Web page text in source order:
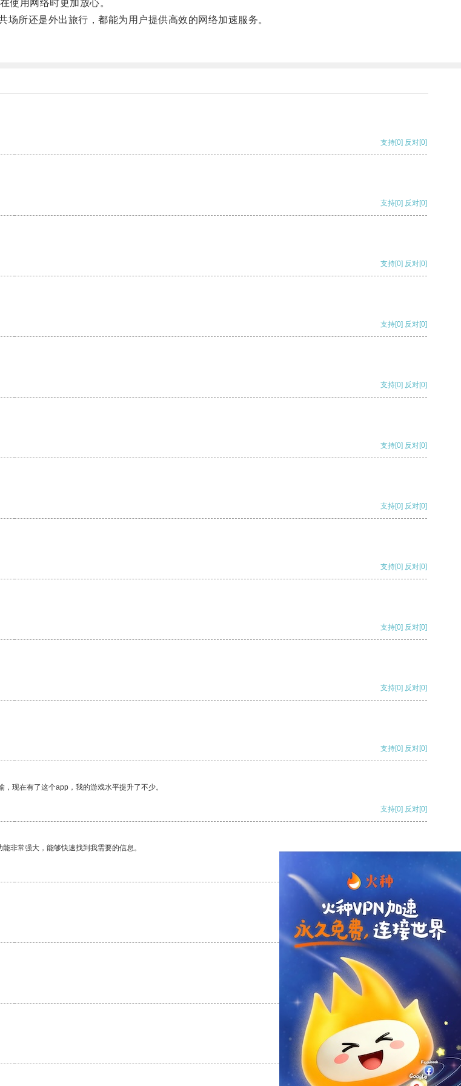
用网络时更加放心。
所还是外出旅行，都能为用户提供高效的网络加速服务。
支持[0] 反对[0]
支持[0] 反对[0]
支持[0] 反对[0]
支持[0] 反对[0]
支持[0] 反对[0]
支持[0] 反对[0]
支持[0] 反对[0]
支持[0] 反对[0]
支持[0] 反对[0]
支持[0] 反对[0]
支持[0] 反对[0]
现在有了这个app，我的游戏水平提升了不少。
支持[0] 反对[0]
非常强大，能够快速找到我需要的信息。
支持 [0] 反对[0]
支持[0] 反对
支持[0] 反对[0]